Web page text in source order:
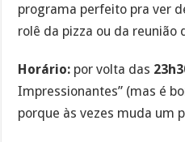
programa perfeito pra ver
rolê da pizza ou da reunião
Horário: por volta das
Impressionantes” (mas é
porque às vezes muda um